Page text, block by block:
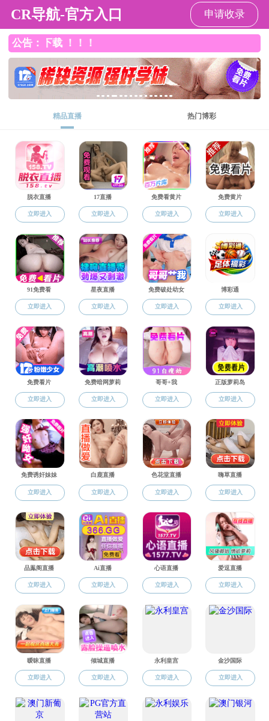
皇冠博彩
皇冠博彩概况
本科招生政策
本科专业介绍
研究生招生
招生宣传片
就业工作
3月
工作 “一
责人、
并就“
展情况
研和求
院
学
作责任